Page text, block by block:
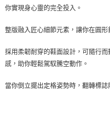
你實現身心靈的完全投入。
整版融入匠心細節元素，讓你在圓形
採用柔韌耐穿的鞋面設計，可隨行
感，助你輕鬆駕馭騰空動作。
當你倒立擺出定格姿勢時，翻轉標